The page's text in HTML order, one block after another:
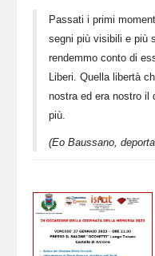
Passati i primi
segni più visibili e più
rendemmo conto di
Liberi. Quella libertà
nostra ed era nostro il
più.
(Eo Baussano,